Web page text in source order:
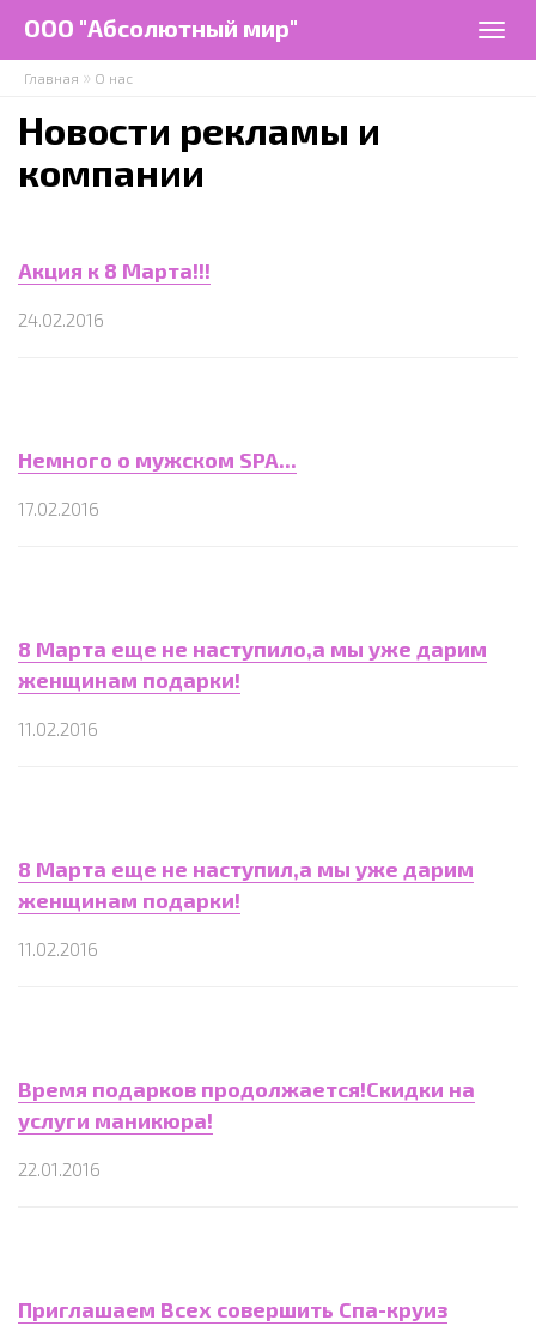
ООО "Абсолютный мир"
Главная » О нас
Новости рекламы и
компании
Акция к 8 Марта!!!
24.02.2016
Немного о мужском SPA...
17.02.2016
8 Марта еще не наступило,а мы уже дарим
женщинам подарки!
11.02.2016
8 Марта еще не наступил,а мы уже дарим
женщинам подарки!
11.02.2016
Время подарков продолжается!Скидки на
услуги маникюра!
22.01.2016
Приглашаем Всех совершить Спа-круиз